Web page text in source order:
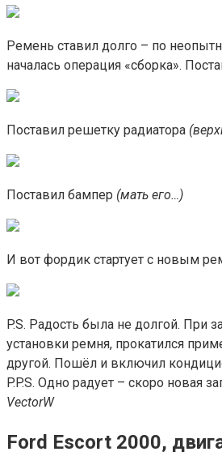
Ремень ставил долго – по
началась операция «сборка».
Поставил решетку радиатора
Поставил бампер (мать его…)
И вот фордик стартует с новым
P.S. Радость была не долгой. При
установки ремня, прокатился
другой. Пошёл и включил
P.P.S. Одно радует – скоро новая
VectorW
Ford Escort 2000,